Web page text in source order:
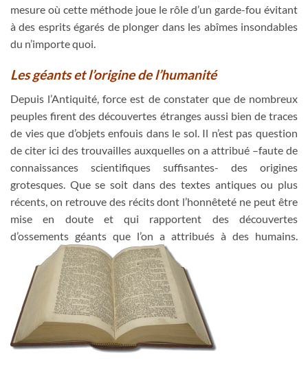
mesure où cette méthode joue le rôle d’un garde-fou évitant
à des esprits égarés de plonger dans les abîmes insondables
du n’importe quoi.
Les géants et l’origine de l’humanité
Depuis l’Antiquité, force est de constater que de nombreux
peuples firent des découvertes étranges aussi bien de traces
de vies que d’objets enfouis dans le sol. Il n’est pas question
de citer ici des trouvailles auxquelles on a attribué –faute de
connaissances scientifiques suffisantes- des origines
grotesques. Que se soit dans des textes antiques ou plus
récents, on retrouve des récits dont l’honnêteté ne peut être
mise en doute et qui rapportent des découvertes
d’ossements géants que l’on a attribués à des humains.